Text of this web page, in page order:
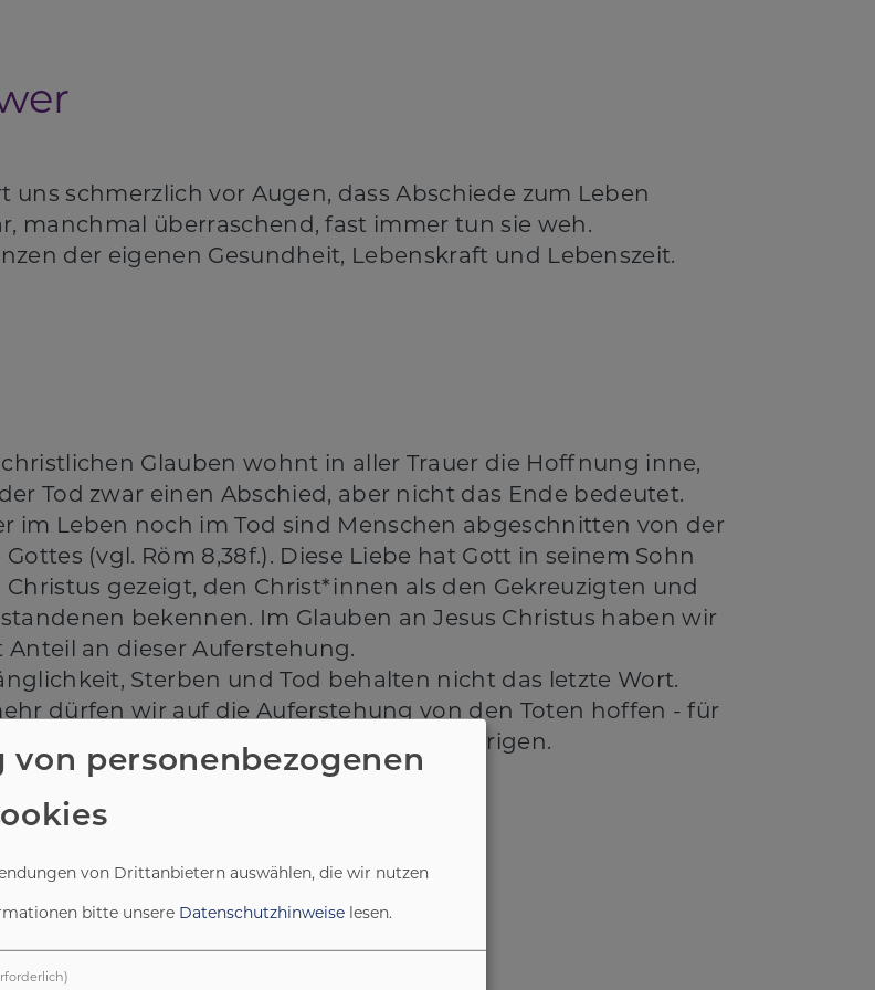
schmerzlich vor Augen, dass Abschiede zum Leben
manchmal überraschend, fast immer tun sie weh.
der eigenen Gesundheit, Lebenskraft und Lebenszeit.
Glauben wohnt in aller Trauer die Hoffnung inne,
Tod zwar einen Abschied, aber nicht das Ende bedeutet.
im Leben noch im Tod sind Menschen abgeschnitten von der
Gottes (vgl. Röm 8,38f.). Diese Liebe hat Gott in seinem Sohn
Christus gezeigt, den Christ*innen als den Gekreuzigten und
bekennen. Im Glauben an Jesus Christus haben wir
Anteil an dieser Auferstehung.
Sterben und Tod behalten nicht das letzte Wort.
dürfen wir auf die Auferstehung von den Toten hoffen - für
und für unsere verstorbenen Angehörigen.
von personenbezogenen
von Drittanbietern auswählen, die wir nutzen
bitte unsere Datenschutzhinweise lesen.